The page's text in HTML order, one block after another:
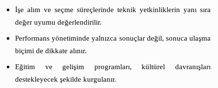
İşe alım ve seçme süreçlerinde teknik yetkinliklerin yanı sıra
değer uyumu değerlendirilir.
Performans yönetiminde yalnızca sonuçlar değil, sonuca ulaşma
biçimi de dikkate alınır.
Eğitim ve gelişim programları, kültürel davranışları
destekleyecek şekilde kurgulanır.